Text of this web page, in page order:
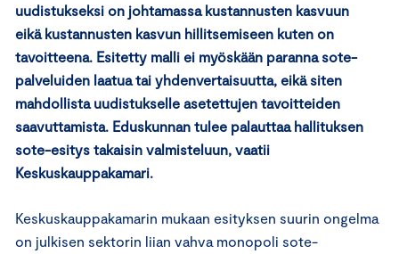
uudistukseksi on johtamassa kustannusten kasvuun
eikäkustannusten kasvun hillitsemiseen kuten on
tavoitteena. Esitetty malli ei myöskään paranna sote-
palveluiden laatua tai yhdenvertaisuutta, eikä siten
mahdollista uudistukselle asetettujen tavoitteiden
saavuttamista. Eduskunnan tulee palauttaa hallituksen
sote-esitys takaisin valmisteluun, vaatii
Keskuskauppakamari.
Keskuskauppakamarin mukaan esityksen suurin ongelma
on julkisen sektorin liian vahva monopoli sote-